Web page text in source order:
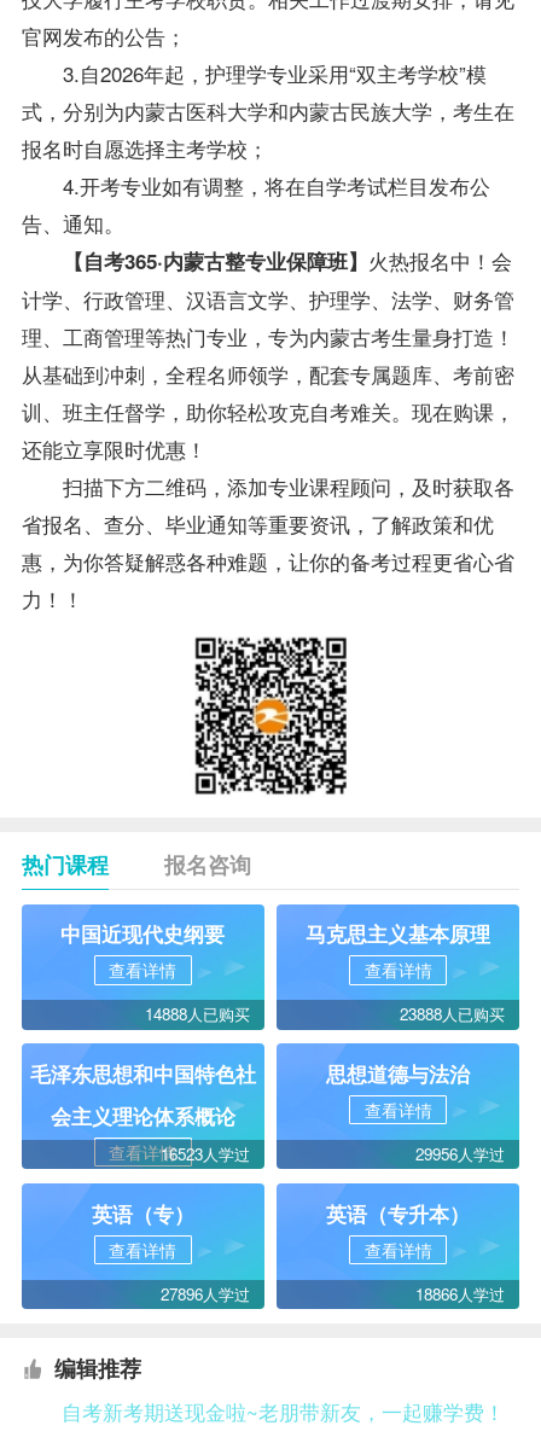
官网发布的公告；
3.自2026年起，护理学专业采用“双主考学校”模
式，分别为内蒙古医科大学和内蒙古民族大学，考生在
报名时自愿选择主考学校；
4.开考专业如有调整，将在自学考试栏目发布公
告、通知。
【自考365·内蒙古整专业保障班】 火热报名中！ 会
计学、行政管理、汉语言文学、护理学、法学、财务管
理、工商管理等热门专业，专为内蒙古考生量身打造！
从基础到冲刺，全程名师领学，配套专属题库、考前密
训、班主任督学，助你轻松攻克自考难关。 现在购课，
还能立享限时优惠！
扫描下方二维码，添加专业课程顾问，及时获取各
省报名、查分、毕业通知等重要资讯，了解政策和优
惠，为你答疑解惑各种难题，让你的备考过程更省心省
力！！
热门课程 报名咨询
中国近现代史纲要
查看详情
14888人已购买
马克思主义基本原理
查看详情
23888人已购买
毛泽东思想和中国特色社
会主义理论体系概论
查看详情16523人学过
思想道德与法治
查看详情
29956人学过
英语（专）
查看详情
27896人学过
英语（专升本）
查看详情
18866人学过
编辑推荐
自考新考期送现金啦~老朋带新友，一起赚学费！